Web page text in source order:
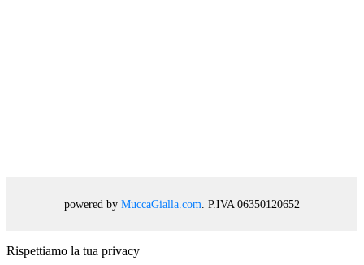
powered by MuccaGialla.com . P.IVA 06350120652
Rispettiamo la tua privacy